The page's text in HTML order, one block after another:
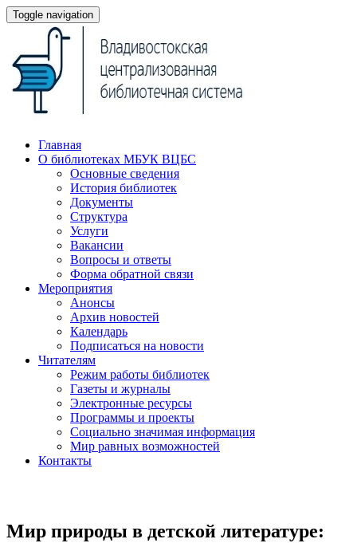
Toggle navigation
Главная
О библиотеках МБУК ВЦБС
Основные сведения
История библиотек
Документы
Структура
Услуги
Вакансии
Вопросы и ответы
Форма обратной связи
Мероприятия
Анонсы
Архив новостей
Календарь
Подписаться на новости
Читателям
Режим работы библиотек
Газеты и журналы
Электронные ресурсы
Программы и проекты
Социально значимая информация
Мир равных возможностей
Контакты
Мир природы в детской литературе: